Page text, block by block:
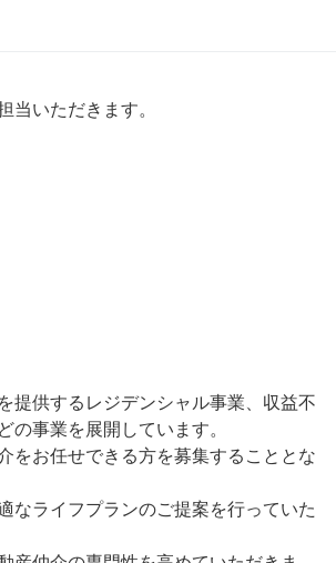
当いただきます。
提供するレジデンシャル事業、収益不
事業を展開しています。
をお任せできる方を募集することとな
なライフプランのご提案を行っていた